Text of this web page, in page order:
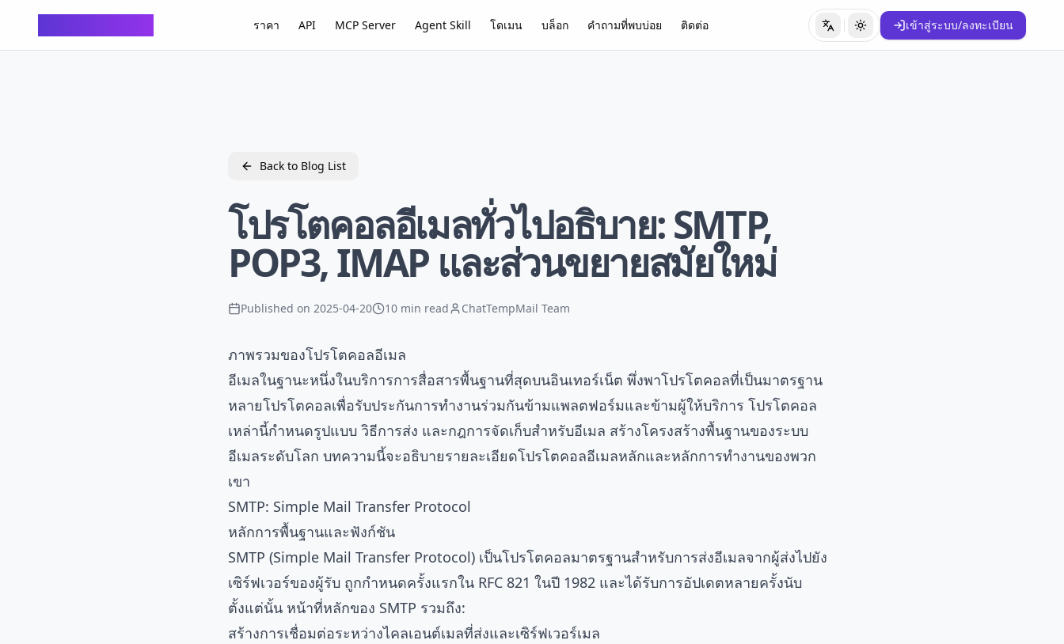
ราคา API MCP Server Agent Skill โดเมน บล็อก คำถามที่พบบ่อย ติดต่อ เปลี่ยนภาษาเปลี่ยนธีมเข้าสู่ระบบ/ลงทะเบียน
Back to Blog List
โปรโตคอลอีเมลทั่วไปอธิบาย: SMTP,
POP3, IMAP และส่วนขยายสมัยใหม่
Published on 2025-04-20 10 min read ChatTempMail Team
ภาพรวมของโปรโตคอลอีเมล
อีเมลในฐานะหนึ่งในบริการการสื่อสารพื้นฐานที่สุดบนอินเทอร์เน็ต พึ่งพาโปรโตคอลที่เป็นมาตรฐาน
หลายโปรโตคอลเพื่อรับประกันการทำงานร่วมกันข้ามแพลตฟอร์มและข้ามผู้ให้บริการ โปรโตคอล
เหล่านี้กำหนดรูปแบบ วิธีการส่ง และกฎการจัดเก็บสำหรับอีเมล สร้างโครงสร้างพื้นฐานของระบบ
อีเมลระดับโลก บทความนี้จะอธิบายรายละเอียดโปรโตคอลอีเมลหลักและหลักการทำงานของพวก
เขา
SMTP: Simple Mail Transfer Protocol
หลักการพื้นฐานและฟังก์ชัน
SMTP (Simple Mail Transfer Protocol) เป็นโปรโตคอลมาตรฐานสำหรับการส่งอีเมลจากผู้ส่งไปยัง
เซิร์ฟเวอร์ของผู้รับ ถูกกำหนดครั้งแรกใน RFC 821 ในปี 1982 และได้รับการอัปเดตหลายครั้งนับ
ตั้งแต่นั้น หน้าที่หลักของ SMTP รวมถึง:
สร้างการเชื่อมต่อระหว่างไคลเอนต์เมลที่ส่งและเซิร์ฟเวอร์เมล